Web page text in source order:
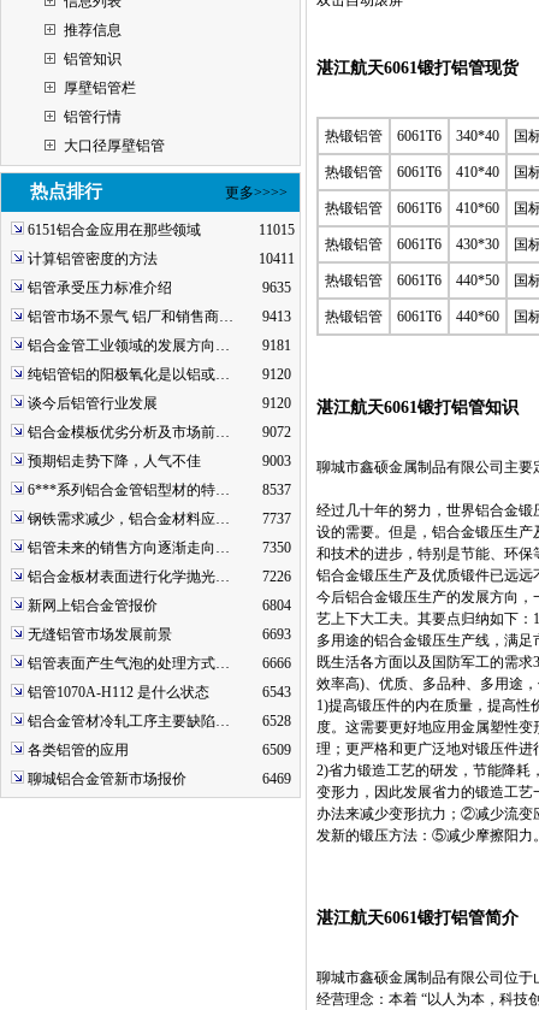
推荐信息
铝管知识
厚壁铝管栏
铝管行情
大口径厚壁铝管
热点排行 更多>>>>
6151铝合金应用在那些领域
11015
计算铝管密度的方法
10411
铝管承受压力标准介绍
9635
铝管市场不景气 铝厂和销售商…
9413
铝合金管工业领域的发展方向…
9181
纯铝管铝的阳极氧化是以铝或…
9120
谈今后铝管行业发展
9120
铝合金模板优劣分析及市场前…
9072
预期铝走势下降，人气不佳
9003
6***系列铝合金管铝型材的特…
8537
钢铁需求减少，铝合金材料应…
7737
铝管未来的销售方向逐渐走向…
7350
铝合金板材表面进行化学抛光…
7226
新网上铝合金管报价
6804
无缝铝管市场发展前景
6693
铝管表面产生气泡的处理方式…
6666
铝管1070A-H112 是什么状态
6543
铝合金管材冷轧工序主要缺陷…
6528
各类铝管的应用
6509
聊城铝合金管新市场报价
6469
湛江航天6061锻打铝管现货
热锻铝管 6061T6 340*40 国
热锻铝管 6061T6 410*40 国
热锻铝管 6061T6 410*60 国
热锻铝管 6061T6 430*30 国
热锻铝管 6061T6 440*50 国
热锻铝管 6061T6 440*60 国
湛江航天6061锻打铝管知识
聊城市鑫硕金属制品有限公司主要
经过几十年的努力，世界铝合金
设的需要。但是，铝合金锻压生
和技术的进步，特别是节能、环保
铝合金锻压生产及优质锻件已远
今后铝合金锻压生产的发展方向
艺上下大工夫。其要点归纳如下
多用途的铝合金锻压生产线，满
既生活各方面以及国防军工的需
效率高)、优质、多品种、多用途
1)提高锻压件的内在质量，提高
度。这需要更好地应用金属塑性
理；更严格和更广泛地对锻压件进
2)省力锻造工艺的研发，节能降耗
变形力，因此发展省力的锻造工
办法来减少变形抗力；②减少流
发新的锻压方法：⑤减少摩擦阳力
湛江航天6061锻打铝管简介
聊城市鑫硕金属制品有限公司位于
经营理念：本着 “以人为本，科技